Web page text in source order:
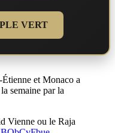
VERT
et Monaco a
semaine par la
Vienne ou le Raja